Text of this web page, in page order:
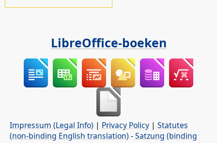
LibreOffice-boeken
Impressum (Legal Info) | Privacy Policy | Statutes
(non-binding English translation) -Satzung (binding